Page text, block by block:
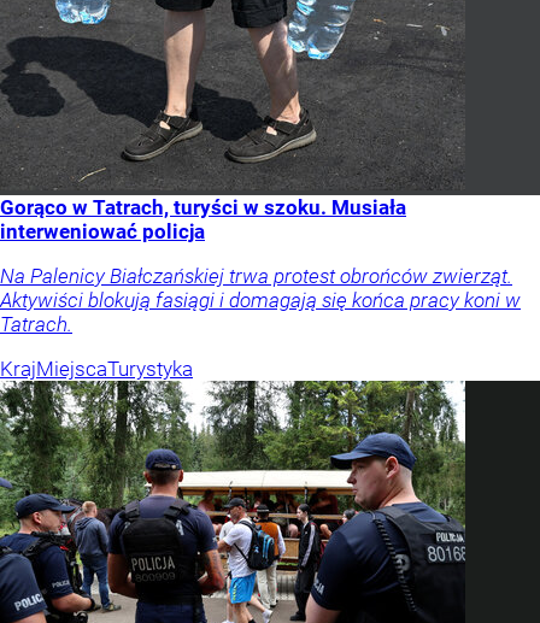
Gorąco w Tatrach, turyści w szoku. Musiała
interweniować policja
Na Palenicy Białczańskiej trwa protest obrońców zwierząt.
Aktywiści blokują fasiągi i domagają się końca pracy koni w
Tatrach.
KrajMiejscaTurystyka